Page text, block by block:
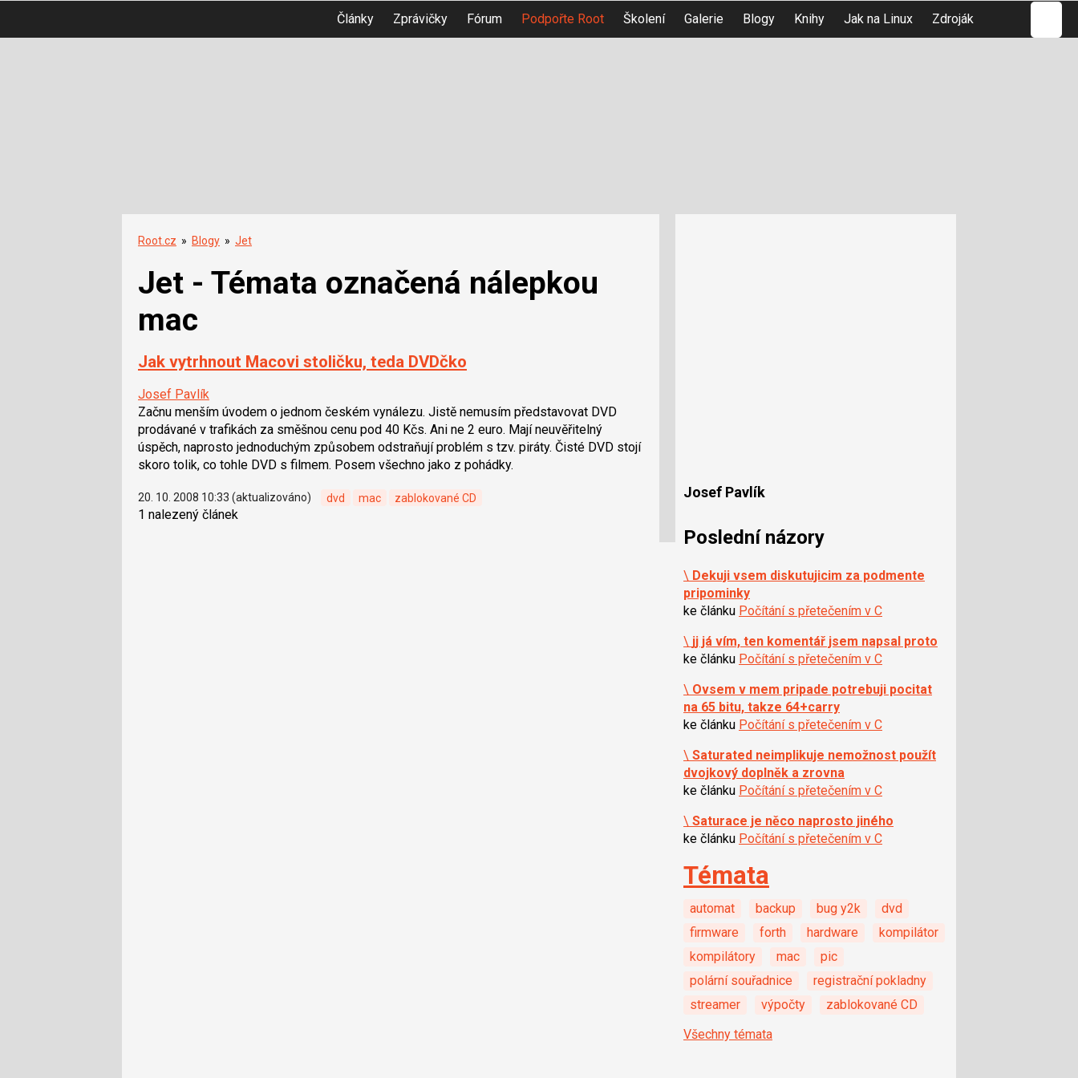
Články Zprávičky Fórum Podpořte Root Školení Galerie Blogy Knihy Jak na Linux Zdroják
Root.cz » Blogy » Jet
Jet - Témata označená nálepkou
mac
Jak vytrhnout Macovi stoličku, teda DVDčko
Josef Pavlík
Začnu menším úvodem o jednom českém vynálezu. Jistě nemusím představovat DVD
prodávané v trafikách za směšnou cenu pod 40 Kčs. Ani ne 2 euro. Mají neuvěřitelný
úspěch, naprosto jednoduchým způsobem odstraňují problém s tzv. piráty. Čisté DVD stojí
skoro tolik, co tohle DVD s filmem. Posem všechno jako z pohádky.
20. 10. 2008 10:33 (aktualizováno) dvd mac zablokované CD
1 nalezený článek
Josef Pavlík
Poslední názory
\ Dekuji vsem diskutujicim za podmente
pripominky
ke článku Počítání s přetečením v C
\ jj já vím, ten komentář jsem napsal proto
ke článku Počítání s přetečením v C
\ Ovsem v mem pripade potrebuji pocitat
na 65 bitu, takze 64+carry
ke článku Počítání s přetečením v C
\ Saturated neimplikuje nemožnost použít
dvojkový doplněk a zrovna
ke článku Počítání s přetečením v C
\ Saturace je něco naprosto jiného
ke článku Počítání s přetečením v C
Témata
automat backup bug y2k
dvd
firmware
forth hardware
kompilátor
kompilátory
mac
pic
polární souřadnice
registrační pokladny
streamer
výpočty
zablokované CD
Všechny témata